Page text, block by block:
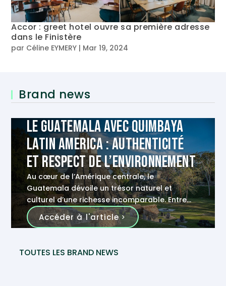
Accor : greet hotel ouvre sa première adresse
dans le Finistère
par Céline EYMERY | Mar 19, 2024
Brand news
Le Guatemala avec Quimbaya
Latin America : authenticité
et respect de l’environnement
Au cœur de l’Amérique centrale, le
Guatemala dévoile un trésor naturel et
culturel d’une richesse incomparable. Entre
volcans, forêts et vestiges historiques, ce
pays offre une palette d’expériences
d’authenticité et de respect de
Accéder à l'article
TOUTES LES BRAND NEWS